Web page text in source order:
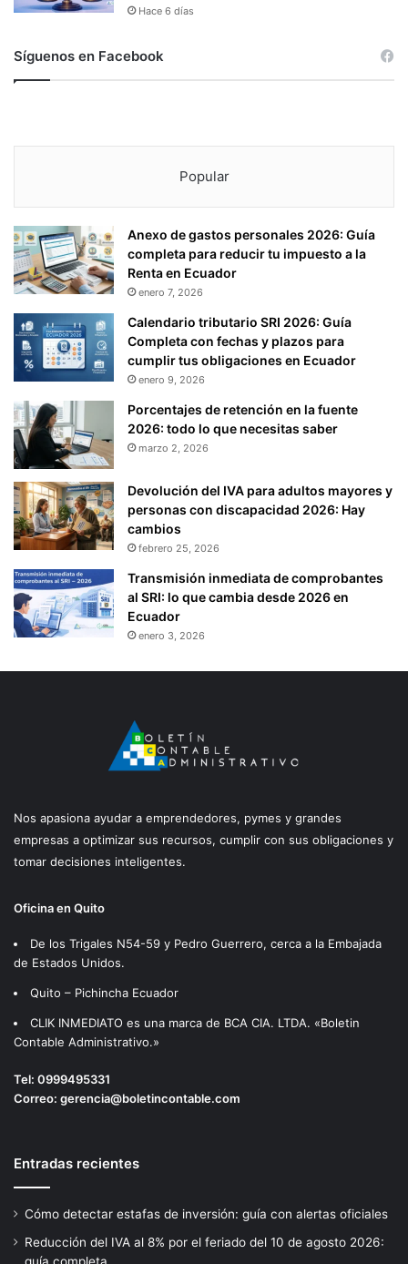
Hace 6 días
Síguenos en Facebook
Popular
Anexo de gastos personales 2026: Guía
completa para reducir tu impuesto a la
Renta en Ecuador
enero 7, 2026
Calendario tributario SRI 2026: Guía
Completa con fechas y plazos para
cumplir tus obligaciones en Ecuador
enero 9, 2026
Porcentajes de retención en la fuente
2026: todo lo que necesitas saber
marzo 2, 2026
Devolución del IVA para adultos mayores y
personas con discapacidad 2026: Hay
cambios
febrero 25, 2026
Transmisión inmediata de comprobantes
al SRI: lo que cambia desde 2026 en
Ecuador
enero 3, 2026
Nos apasiona ayudar a emprendedores, pymes y grandes
empresas a optimizar sus recursos, cumplir con sus obligaciones y
tomar decisiones inteligentes.
Oficina en Quito
De los Trigales N54-59 y Pedro Guerrero, cerca a la Embajada
de Estados Unidos.
Quito – Pichincha Ecuador
CLIK INMEDIATO es una marca de BCA CIA. LTDA. «Boletin
Contable Administrativo.»
Tel: 0999495331
Correo: gerencia@boletincontable.com
Entradas recientes
Cómo detectar estafas de inversión: guía con alertas oficiales
Reducción del IVA al 8% por el feriado del 10 de agosto 2026: